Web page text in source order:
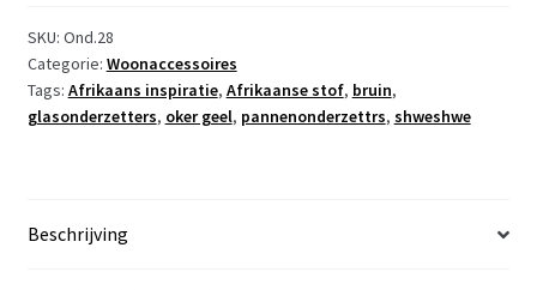
SKU: Ond.28
Categorie: Woonaccessoires
Tags: Afrikaans inspiratie, Afrikaanse stof, bruin,
glasonderzetters, oker geel, pannenonderzettrs, shweshwe
Beschrijving